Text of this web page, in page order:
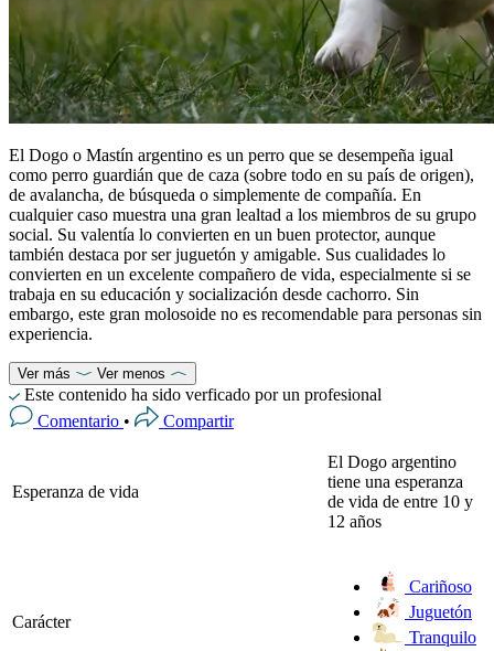
El Dogo o Mastín argentino es un perro que se desempeña igual
como perro guardián que de caza (sobre todo en su país de origen),
de avalancha, de búsqueda o simplemente de compañía. En
cualquier caso muestra una gran lealtad a los miembros de su grupo
social. Su valentía lo convierten en un buen protector, aunque
también destaca por ser juguetón y amigable. Sus cualidades lo
convierten en un excelente compañero de vida, especialmente si se
trabaja en su educación y socialización desde cachorro. Sin
embargo, este gran molosoide no es recomendable para personas sin
experiencia.
Ver más Ver menos
Este contenido ha sido verficado por un profesional
Comentario • Compartir
Esperanza de vida
El Dogo argentino
tiene una esperanza
de vida de entre 10 y
12 años
Carácter
Cariñoso
Juguetón
Tranquilo